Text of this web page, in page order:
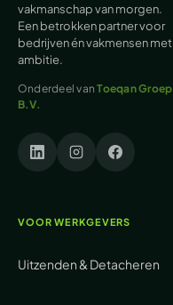
vakmanschap van morgen.
Een betrokken partner voor
bedrijven én vakmensen met
ambitie.
Onderdeel vanToeqan Groep
B.V.
VOOR WERKGEVERS
Uitzenden & Detacheren